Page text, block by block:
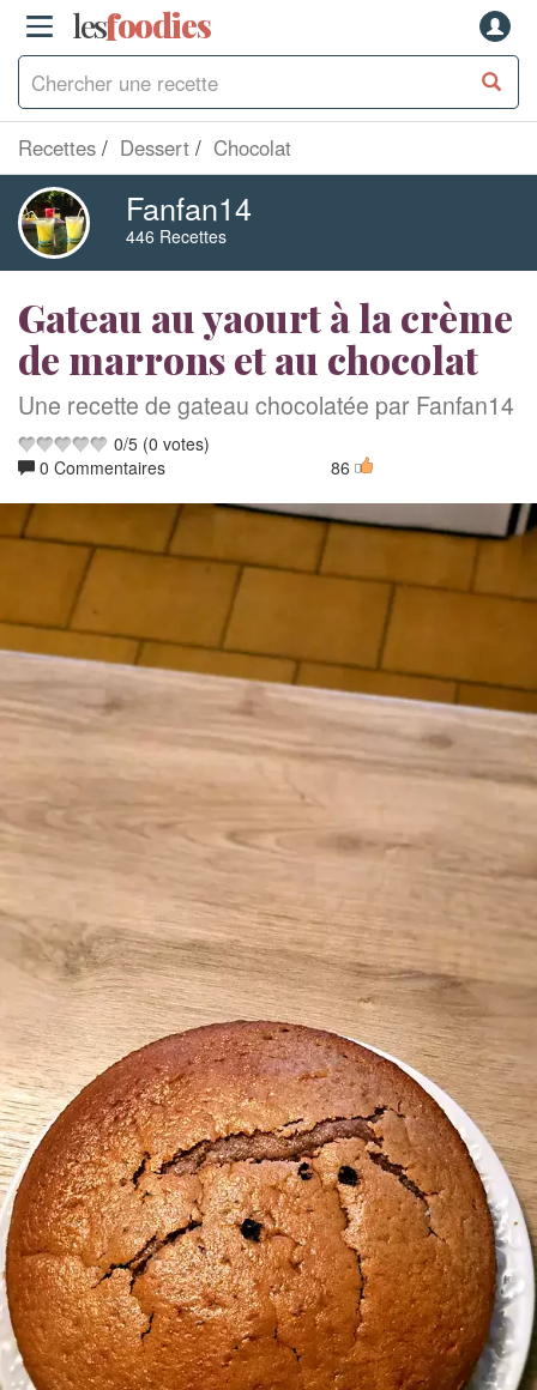
lesfoodies
Recettes Dessert Chocolat
Fanfan14
446 Recettes
Gateau au yaourt à la crème
de marrons et au chocolat
Une recette de gateau chocolatée par Fanfan14
0/5 (0 votes)
0 Commentaires
86